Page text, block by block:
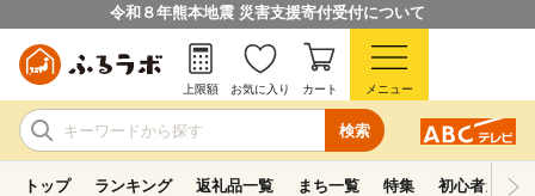
令和８年熊本地震 災害支援寄付受付について
検索
上限額 お気に入り カート メニュー
トップ ランキング 返礼品一覧 まち一覧 特集 初心者ガイド